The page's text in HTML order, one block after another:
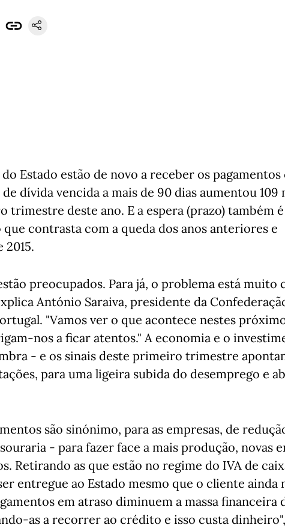
Estado estão de novo a receber os
dívida vencida a mais de 90 dias aumentou 109
trimestre deste ano. E a espera (prazo) também
contrasta com a queda dos anos anteriores e
2015.
preocupados. Para já, o problema está muito
António Saraiva, presidente da
"Vamos ver o que acontece nestes
nos a ficar atentos." A economia e o
- e os sinais deste primeiro trimestre
para uma ligeira subida do desemprego e
são sinónimo, para as empresas, de
- para fazer face a mais produção, novas
Retirando as que estão no regime do IVA de
entregue ao Estado mesmo que o cliente ainda
em atraso diminuem a massa financeira
as a recorrer ao crédito e isso custa